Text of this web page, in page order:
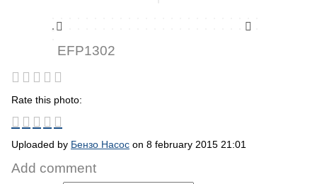
EFP1302
Rate this photo:
Uploaded by Бензо Насос on 8 february 2015 21:01
Add comment